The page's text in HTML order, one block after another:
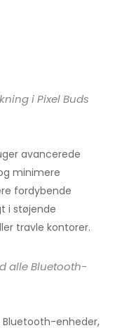
i Pixel Buds
avancerede
minimere
fordybende
i støjende
travle kontorer.
alle Bluetooth-
Bluetooth-enheder,